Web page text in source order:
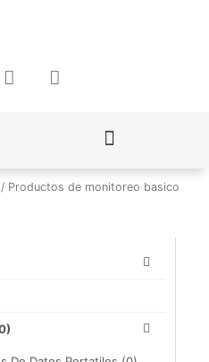
I
n
r
W
h
p
/ Productos de monitoreo basico